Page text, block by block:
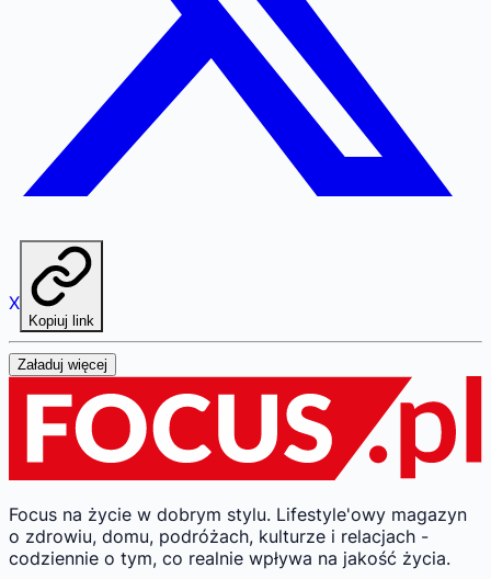
X
Kopiuj link
Załaduj więcej
Focus na życie w dobrym stylu. Lifestyle'owy magazyn
o zdrowiu, domu, podróżach, kulturze i relacjach -
codziennie o tym, co realnie wpływa na jakość życia.